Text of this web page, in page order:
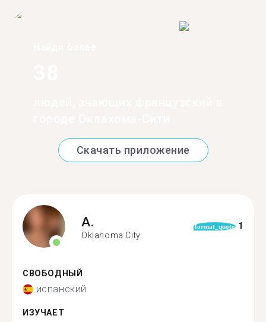
Скачать приложение
A.
Oklahoma City
format_quote 1
СВОБОДНЫЙ
испанский
ИЗУЧАЕТ